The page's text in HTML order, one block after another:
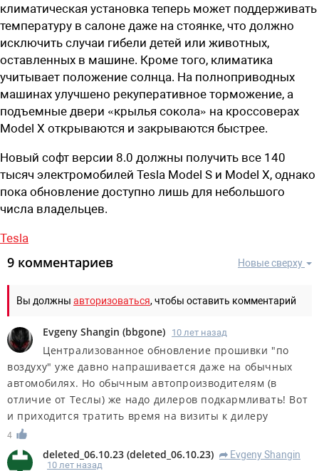
климатическая установка теперь может поддерживать
температуру в салоне даже на стоянке, что должно
исключить случаи гибели детей или животных,
оставленных в машине. Кроме того, климатика
учитывает положение солнца. На полноприводных
машинах улучшено рекуперативное торможение, а
подъемные двери «крылья сокола» на кроссоверах
Model X открываются и закрываются быстрее.
Новый софт версии 8.0 должны получить все 140
тысяч электромобилей Tesla Model S и Model X, однако
пока обновление доступно лишь для небольшого
числа владельцев.
Tesla
Новые сверху
9 комментариев
Вы должны авторизоваться, чтобы оставить комментарий
Evgeny Shangin (bbgone) 10 лет назад
Централизованное обновление прошивки "по
воздуху" уже давно напрашивается даже на обычных
автомобилях. Но обычным автопроизводителям (в
отличие от Теслы) же надо дилеров подкармливать! Вот
и приходится тратить время на визиты к дилеру
4
deleted_06.10.23 (deleted_06.10.23) R Evgeny Shangin
10 лет назад